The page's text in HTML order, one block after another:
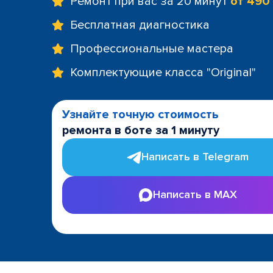
Бесплатная диагностика
Профессиональные мастера
Комплектующие класса "Original"
Узнайте точную стоимость
ремонта в боте за 1 минуту
Написать в Telegram
Написать в MAX